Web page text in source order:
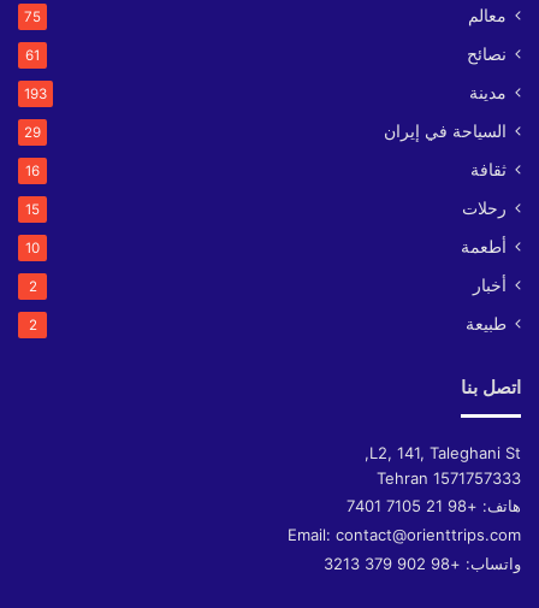
معالم 75
نصائح 61
مدينة 193
السياحة في إيران 29
ثقافة 16
رحلات 15
أطعمة 10
أخبار 2
طبيعة 2
اتصل بنا
L2, 141, Taleghani St,
Tehran 1571757333
هاتف: +98 21 7105 7401
Email: contact@orienttrips.com
واتساب: +98 902 379 3213